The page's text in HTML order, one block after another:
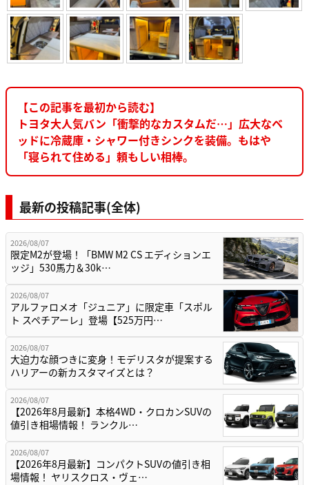
【この記事を最初から読む】
トヨタ大人気バン「衝撃的なカスタムだ…」広大なベ
ッドに冷蔵庫・シャワー付きシンクを装備。もはや
「寝られて住める」頼もしい相棒。
最新の投稿記事(全体)
2026/08/07
限定M2が登場！「BMW M2 CS エディションエ
ッジ」530馬力＆30k…
2026/08/07
アルファロメオ「ジュニア」に限定車「スポル
ト スペチアーレ」登場【525万円…
2026/08/07
大迫力な顔つきに変身！モデリスタが提案する
ハリアーの新カスタマイズとは？
2026/08/07
【2026年8月最新】本格4WD・クロカンSUVの
値引き相場情報！ ランクル…
2026/08/07
【2026年8月最新】コンパクトSUVの値引き相
場情報！ ヤリスクロス・ヴェ…